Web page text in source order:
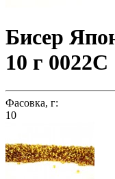
Бисер
10 г 0022C
Фасовка, г:
10